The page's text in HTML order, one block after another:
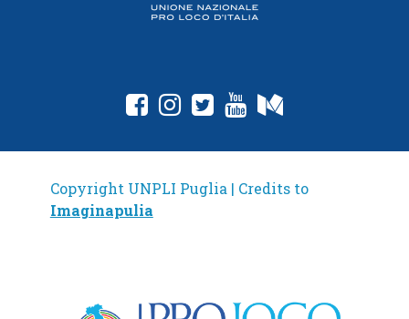
Copyright UNPLI Puglia | Credits to
Imaginapulia